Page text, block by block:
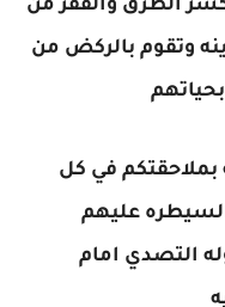
الطرق والقفز من
وتقوم بالركض من
بملاحقتكم في كل
عليهم
التصدي امام